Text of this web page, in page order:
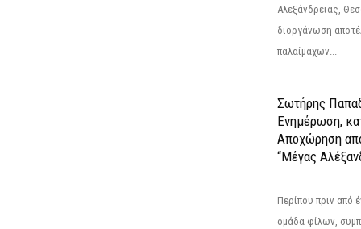
Αλεξάνδρειας,
διοργάνωση
παλαίμαχων...
Σωτήρης
Ενημέρωση,
Αποχώρηση
“Μέγας
Περίπου πριν από
ομάδα φίλων,